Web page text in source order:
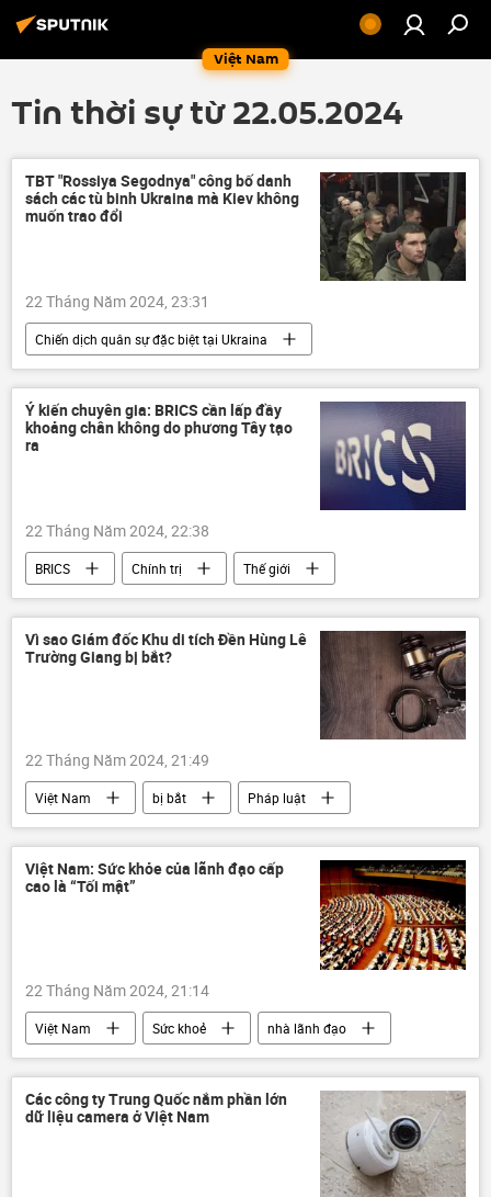
Việt Nam
Tin thời sự từ 22.05.2024
TBT "Rossiya Segodnya" công bố danh
sách các tù binh Ukraina mà Kiev không
muốn trao đổi
22 Tháng Năm 2024, 23:31
Chiến dịch quân sự đặc biệt tại Ukraina
Cuộc khủng hoảng ở Ukraina
Ukraina
Thế giới
Nga
xung đột quân sự
Margarita Simonyan
Ý kiến chuyên gia: BRICS cần lấp đầy
khoảng chân không do phương Tây tạo
ra
22 Tháng Năm 2024, 22:38
BRICS Chính trị
Thế giới
phương Tây
Quan điểm-Ý kiến
Vì sao Giám đốc Khu di tích Đền Hùng Lê
Trường Giang bị bắt?
22 Tháng Năm 2024, 21:49
Việt Nam bị bắt
Pháp luật
Phú Thọ
Việt Trì công an
Việt Nam: Sức khỏe của lãnh đạo cấp
cao là “Tối mật”
22 Tháng Năm 2024, 21:14
Việt Nam Sức khoẻ
nhà lãnh đạo
cán bộ
Các công ty Trung Quốc nắm phần lớn
dữ liệu camera ở Việt Nam